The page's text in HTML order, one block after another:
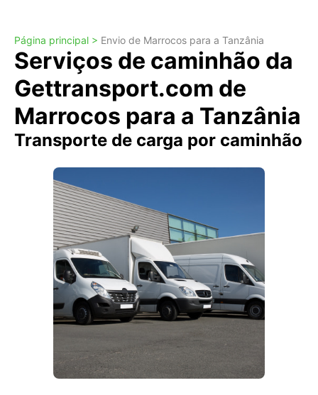
Página principal > Envio de Marrocos para a Tanzânia
Serviços de caminhão da
Gettransport.com de
Marrocos para a Tanzânia
Transporte de carga por caminhão